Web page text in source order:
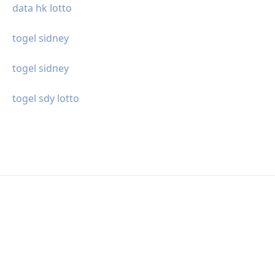
data hk lotto
togel sidney
togel sidney
togel sdy lotto